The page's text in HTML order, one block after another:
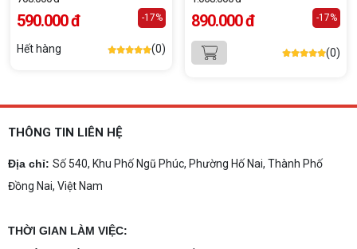
590.000 đ -17%
Hết hàng (0)
890.000 đ -17%
(0)
THÔNG TIN LIÊN HỆ
Địa chỉ: Số 540, Khu Phố Ngũ Phúc, Phường Hố Nai, Thành Phố
Đồng Nai, Việt Nam
THỜI GIAN LÀM VIỆC: